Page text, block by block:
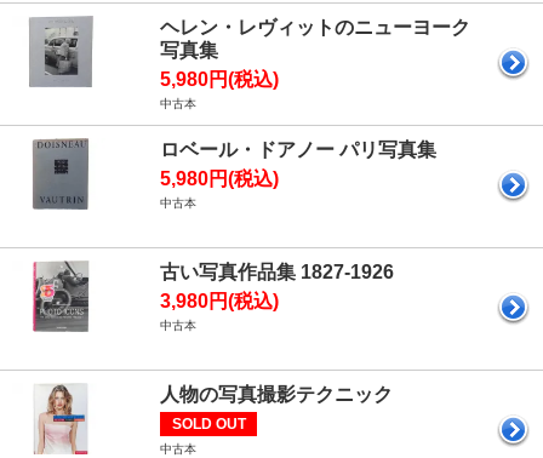
ヘレン・レヴィットのニューヨーク
写真集
5,980円(税込)
中古本
ロベール・ドアノー パリ写真集
5,980円(税込)
中古本
古い写真作品集 1827-1926
3,980円(税込)
中古本
人物の写真撮影テクニック
SOLD OUT
中古本